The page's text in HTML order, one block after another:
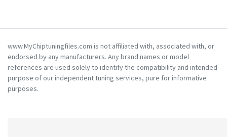
www.MyChiptuningfiles.com is not affiliated with, associated with, or
endorsed by any manufacturers. Any brand names or model
references are used solely to identify the compatibility and intended
purpose of our independent tuning services, pure for informative
purposes.